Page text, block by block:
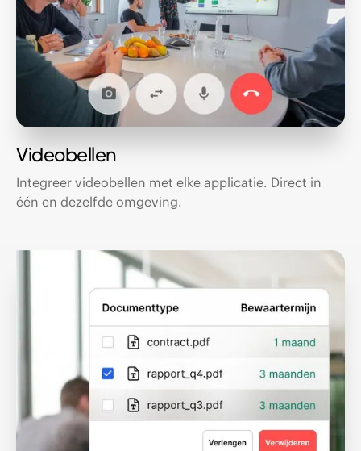
Videobellen
Integreer videobellen met elke applicatie. Direct in
één en dezelfde omgeving.